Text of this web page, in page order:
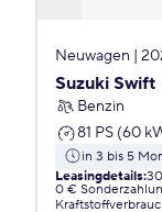
Neuwagen |
Suzuki Swift
Benzin
81 PS (60
in 3 bis 5
Leasingdetails:
0 €